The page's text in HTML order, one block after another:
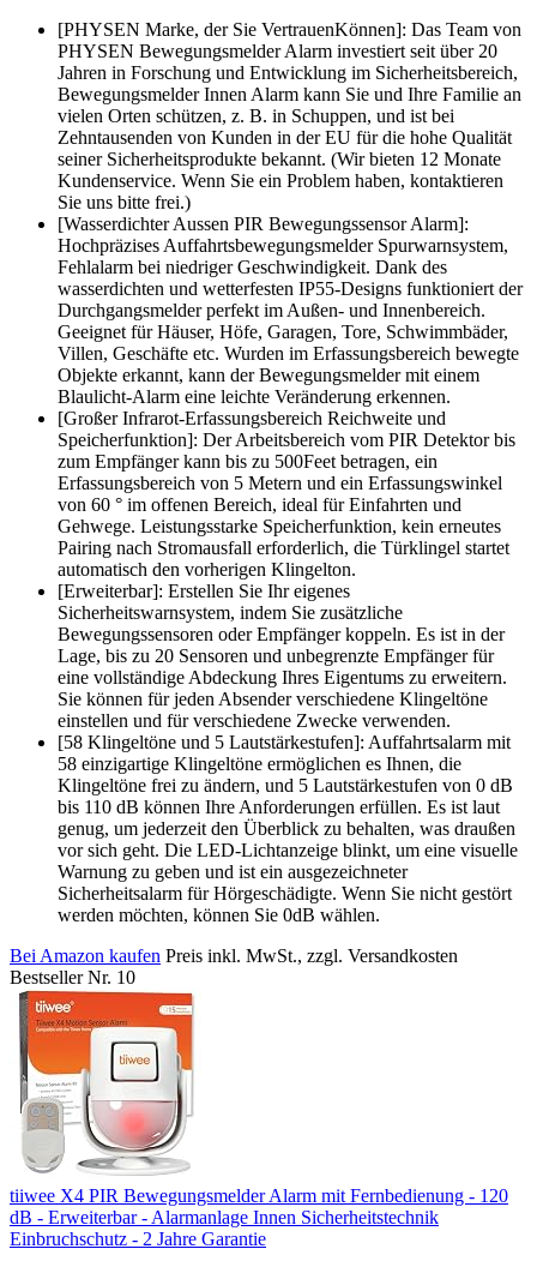
[PHYSEN Marke, der Sie VertrauenKönnen]: Das Team von
PHYSEN Bewegungsmelder Alarm investiert seit über 20
Jahren in Forschung und Entwicklung im Sicherheitsbereich,
Bewegungsmelder Innen Alarm kann Sie und Ihre Familie an
vielen Orten schützen, z. B. in Schuppen, und ist bei
Zehntausenden von Kunden in der EU für die hohe Qualität
seiner Sicherheitsprodukte bekannt. (Wir bieten 12 Monate
Kundenservice. Wenn Sie ein Problem haben, kontaktieren
Sie uns bitte frei.)
[Wasserdichter Aussen PIR Bewegungssensor Alarm]:
Hochpräzises Auffahrtsbewegungsmelder Spurwarnsystem,
Fehlalarm bei niedriger Geschwindigkeit. Dank des
wasserdichten und wetterfesten IP55-Designs funktioniert der
Durchgangsmelder perfekt im Außen- und Innenbereich.
Geeignet für Häuser, Höfe, Garagen, Tore, Schwimmbäder,
Villen, Geschäfte etc. Wurden im Erfassungsbereich bewegte
Objekte erkannt, kann der Bewegungsmelder mit einem
Blaulicht-Alarm eine leichte Veränderung erkennen.
[Großer Infrarot-Erfassungsbereich Reichweite und
Speicherfunktion]: Der Arbeitsbereich vom PIR Detektor bis
zum Empfänger kann bis zu 500Feet betragen, ein
Erfassungsbereich von 5 Metern und ein Erfassungswinkel
von 60 ° im offenen Bereich, ideal für Einfahrten und
Gehwege. Leistungsstarke Speicherfunktion, kein erneutes
Pairing nach Stromausfall erforderlich, die Türklingel startet
automatisch den vorherigen Klingelton.
[Erweiterbar]: Erstellen Sie Ihr eigenes
Sicherheitswarnsystem, indem Sie zusätzliche
Bewegungssensoren oder Empfänger koppeln. Es ist in der
Lage, bis zu 20 Sensoren und unbegrenzte Empfänger für
eine vollständige Abdeckung Ihres Eigentums zu erweitern.
Sie können für jeden Absender verschiedene Klingeltöne
einstellen und für verschiedene Zwecke verwenden.
[58 Klingeltöne und 5 Lautstärkestufen]: Auffahrtsalarm mit
58 einzigartige Klingeltöne ermöglichen es Ihnen, die
Klingeltöne frei zu ändern, und 5 Lautstärkestufen von 0 dB
bis 110 dB können Ihre Anforderungen erfüllen. Es ist laut
genug, um jederzeit den Überblick zu behalten, was draußen
vor sich geht. Die LED-Lichtanzeige blinkt, um eine visuelle
Warnung zu geben und ist ein ausgezeichneter
Sicherheitsalarm für Hörgeschädigte. Wenn Sie nicht gestört
werden möchten, können Sie 0dB wählen.
Bei Amazon kaufen Preis inkl. MwSt., zzgl. Versandkosten
Bestseller Nr. 10
tiiwee X4 PIR Bewegungsmelder Alarm mit Fernbedienung - 120
dB - Erweiterbar - Alarmanlage Innen Sicherheitstechnik
Einbruchschutz - 2 Jahre Garantie